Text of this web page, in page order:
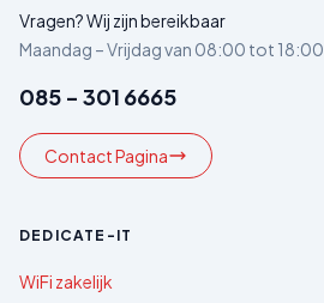
Vragen? Wij zijn bereikbaar
Maandag – Vrijdag van 08:00 tot 18:00
085 - 301 6665
Contact Pagina
DEDICATE-IT
WiFi zakelijk